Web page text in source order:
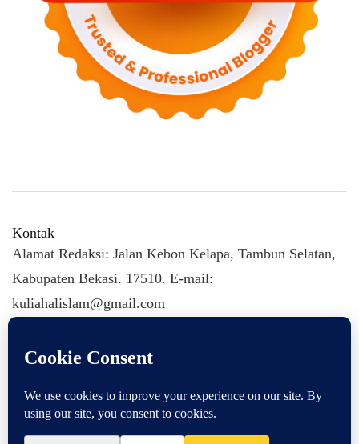
Kontak
Alamat Redaksi: Jalan Kebon Kelapa, Tambun Selatan,
Kabupaten Bekasi. 17510. E-mail:
kuliahalislam@gmail.com
KULIAHALISLAM.COM Copyright (C) 2026